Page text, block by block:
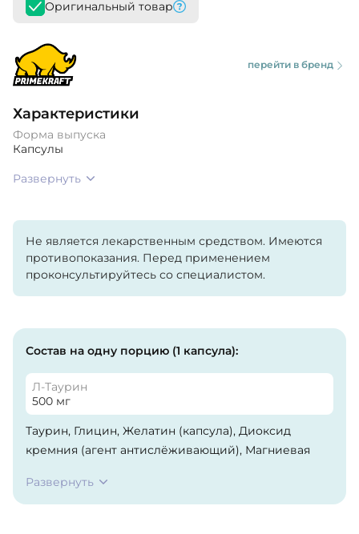
Оригинальный товар
перейти в бренд
Характеристики
Форма выпуска
Капсулы
Развернуть
Не является лекарственным средством. Имеются
противопоказания. Перед применением
проконсультируйтесь со специалистом.
Состав на одну порцию (1 капсула):
Л-Таурин
500 мг
Таурин, Глицин, Желатин (капсула), Диоксид
кремния (агент антислёживающий), Магниевая
антислёживающий).
Развернуть